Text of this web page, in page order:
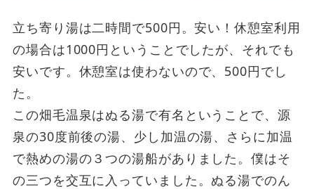
立ち寄り湯は二時間で500円。安い！休憩室利用
の場合は1000円ということでしたが、それでも
安いです。休憩室は使わないので、500円でし
た。
この畑毛温泉はぬる湯で有名ということで、源
泉の30度前後の湯、少し加温の湯、さらに加温
で熱めの湯の３つの湯船がありました。僕はそ
の三つを交互に入っていました。ぬる湯でのん